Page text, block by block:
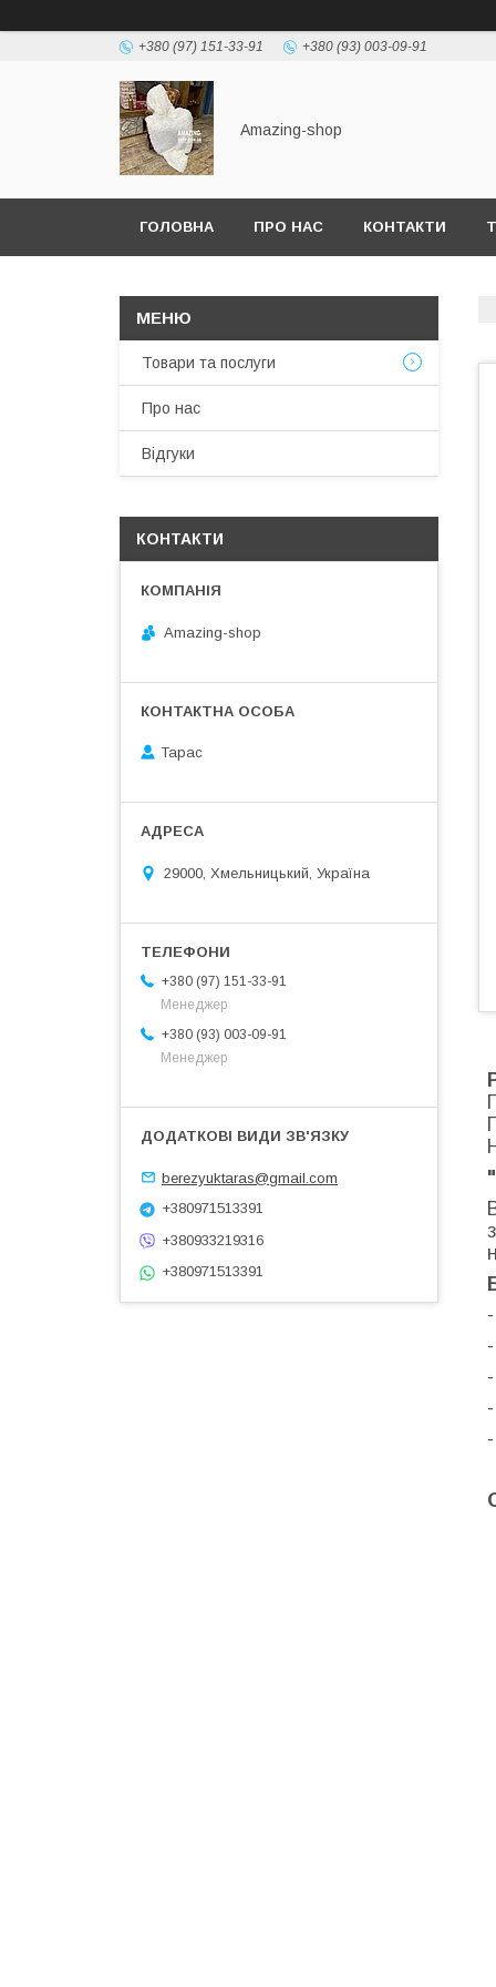
+380 (97) 151-33-91 +380 (93) 003-09-91
Amazing-shop
ГОЛОВНА ПРО НАС КОНТАКТИ
Товари та послуги
Про нас
Відгуки
КОНТАКТИ
Amazing-shop
Тарас
29000, Хмельницький, Україна
+380 (97) 151-33-91
Менеджер
+380 (93) 003-09-91
Менеджер
berezyuktaras@gmail.com
+380971513391
+380933219316
+380971513391